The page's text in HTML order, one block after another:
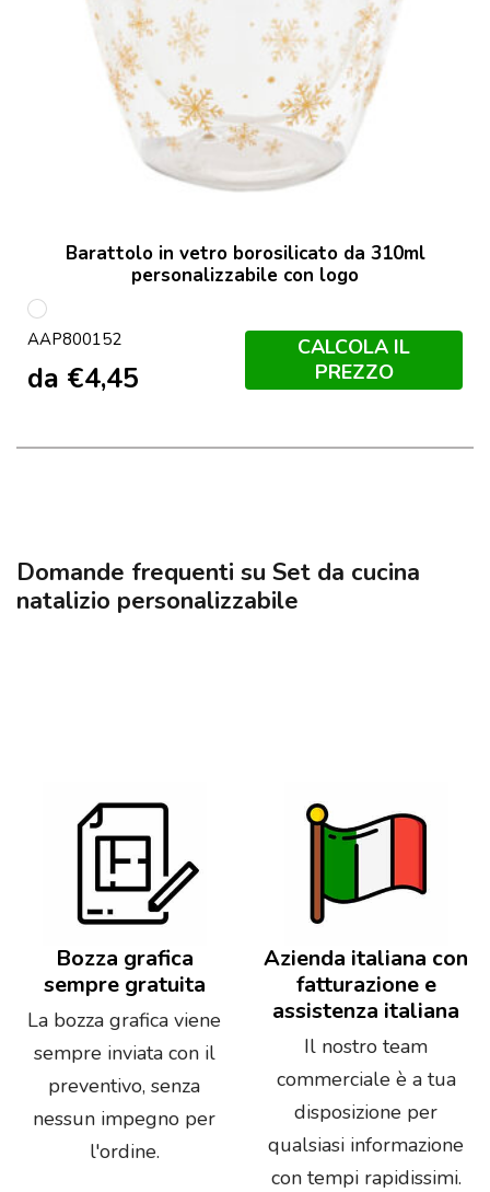
Barattolo in vetro borosilicato da 310ml
personalizzabile con logo
multicolore
AAP800152
da €4,45
CALCOLA IL
PREZZO
Domande frequenti su Set da cucina
natalizio personalizzabile
Bozza grafica
sempre gratuita
La bozza grafica viene
sempre inviata con il
preventivo, senza
nessun impegno per
l'ordine.
Azienda italiana con
fatturazione e
assistenza italiana
Il nostro team
commerciale è a tua
disposizione per
qualsiasi informazione
con tempi rapidissimi.